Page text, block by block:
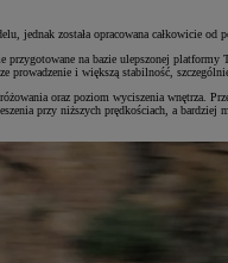
jednak została opracowana całkowicie
przygotowane na bazie ulepszonej
prowadzenie i większą stabilność,
oraz poziom wyciszenia wnętrza.
przy niższych prędkościach, a